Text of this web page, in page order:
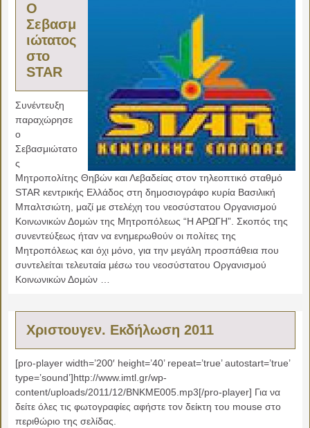
Ο
Σεβασμ
ιώτατος
στο
STAR
Συνέντευξη
παραχώρησε
ο
Σεβασμιώτατο
ς
Μητροπολίτης Θηβών και Λεβαδείας στον τηλεοπτικό σταθμό
STAR κεντρικής Ελλάδος στη δημοσιογράφο κυρία Βασιλική
Μπαλτσιώτη, μαζί με στελέχη του νεοσύστατου Οργανισμού
Κοινωνικών Δομών της Μητροπόλεως “Η ΑΡΩΓΗ”. Σκοπός της
συνεντεύξεως ήταν να ενημερωθούν οι πολίτες της
Μητροπόλεως και όχι μόνο, για την μεγάλη προσπάθεια που
συντελείται τελευταία μέσω του νεοσύστατου Οργανισμού
Κοινωνικών Δομών …
Χριστουγεν. Εκδήλωση 2011
[pro-player width=’200′ height=’40’ repeat=’true’ autostart=’true’
type=’sound’]http://www.imtl.gr/wp-
content/uploads/2011/12/BNKME005.mp3[/pro-player] Για να
δείτε όλες τις φωτογραφίες αφήστε τον δείκτη του mouse στο
περιθώριο της σελίδας.